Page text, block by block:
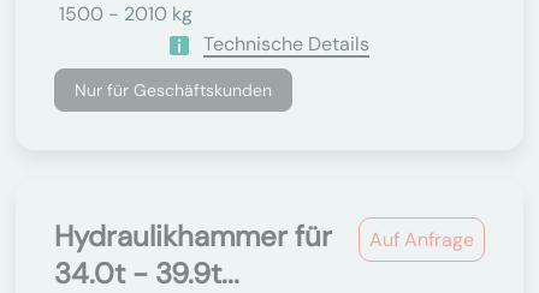
1500 - 2010 kg
Technische Details
Nur für Geschäftskunden
Auf Anfrage
Hydraulikhammer für
34.0t - 39.9t...